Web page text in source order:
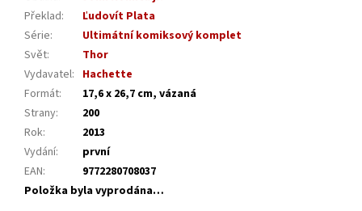
Překlad:
Ľudovít Plata
Série:
Ultimátní komiksový komplet
Svět:
Thor
Vydavatel: Hachette
Formát:
17,6 x 26,7 cm, vázaná
Strany:
200
Rok:
2013
Vydání:
první
EAN:
9772280708037
Položka byla vyprodána…